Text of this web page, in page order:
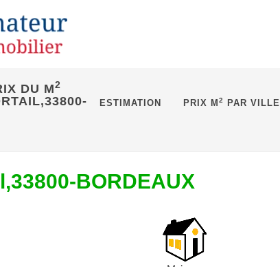
ESTIMATION PRIX M 2 PAR VILLE
DU M2
BORDEAUX